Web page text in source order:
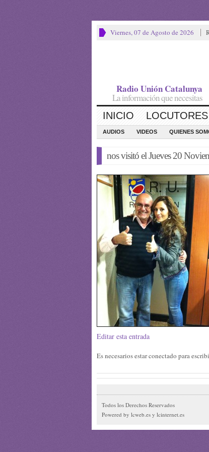
Viernes, 07 de Agosto de 2026
Radio Unión Catalunya
La información que necesitas
INICIO LOCUTORES
AUDIOS VIDEOS QUIENES
nos visitó el Jueves 20
Editar esta entrada
Es necesarios estar conectado para
Todos los Derechos Reservados
Powered by lcweb.es y lcinternet.es